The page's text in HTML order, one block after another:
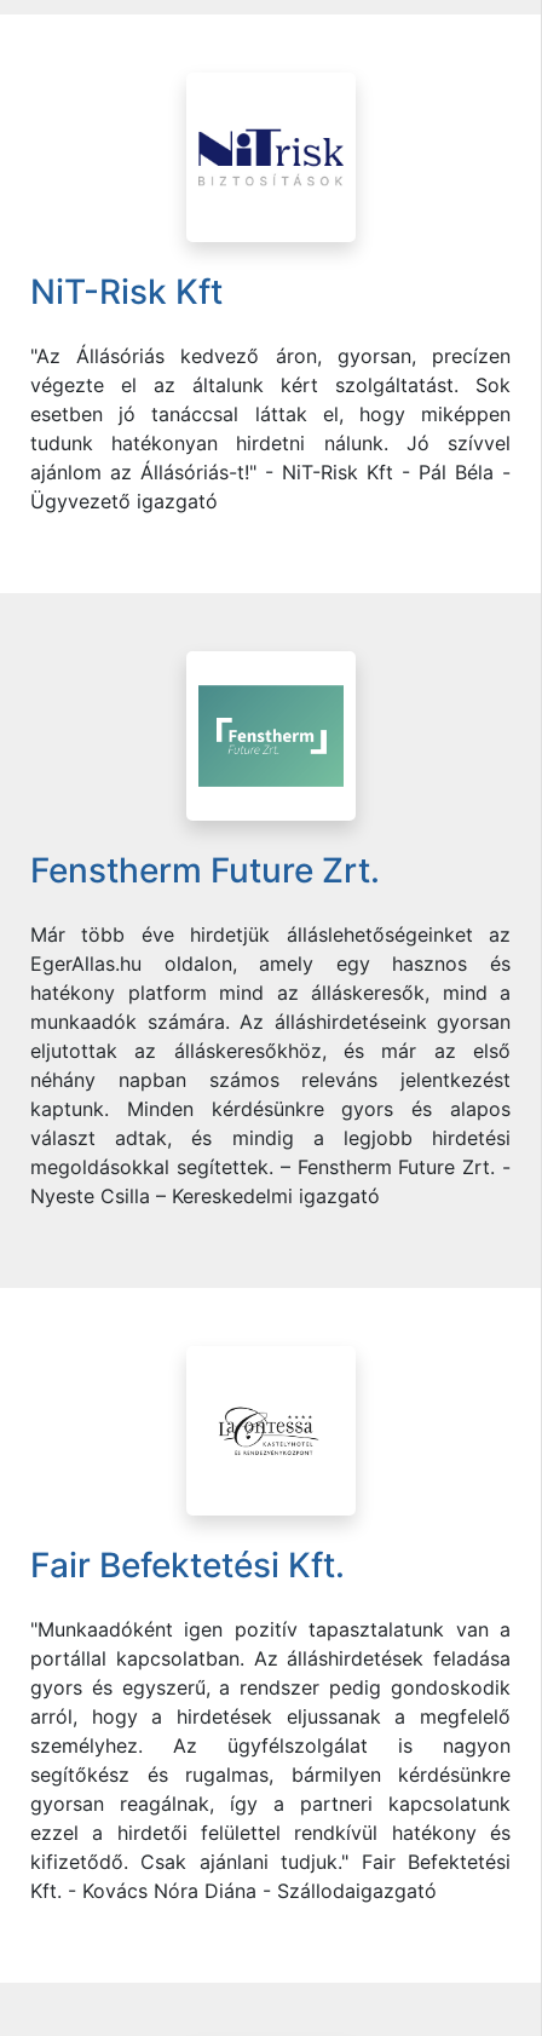
NiT-Risk Kft
"Az Állásóriás kedvező áron, gyorsan, precízen
végezte el az általunk kért szolgáltatást. Sok
esetben jó tanáccsal láttak el, hogy miképpen
tudunk hatékonyan hirdetni nálunk. Jó szívvel
ajánlom az Állásóriás-t!" - NiT-Risk Kft - Pál Béla -
Ügyvezető igazgató
Fenstherm Future Zrt.
Már több éve hirdetjük álláslehetőségeinket az
EgerAllas.hu oldalon, amely egy hasznos és
hatékony platform mind az álláskeresők, mind a
munkaadók számára. Az álláshirdetéseink gyorsan
eljutottak az álláskeresőkhöz, és már az első
néhány napban számos releváns jelentkezést
kaptunk. Minden kérdésünkre gyors és alapos
választ adtak, és mindig a legjobb hirdetési
megoldásokkal segítettek. – Fenstherm Future Zrt. -
Nyeste Csilla – Kereskedelmi igazgató
Fair Befektetési Kft.
"Munkaadóként igen pozitív tapasztalatunk van a
portállal kapcsolatban. Az álláshirdetések feladása
gyors és egyszerű, a rendszer pedig gondoskodik
arról, hogy a hirdetések eljussanak a megfelelő
személyhez. Az ügyfélszolgálat is nagyon
segítőkész és rugalmas, bármilyen kérdésünkre
gyorsan reagálnak, így a partneri kapcsolatunk
ezzel a hirdetői felülettel rendkívül hatékony és
kifizetődő. Csak ajánlani tudjuk." Fair Befektetési
Kft. - Kovács Nóra Diána - Szállodaigazgató